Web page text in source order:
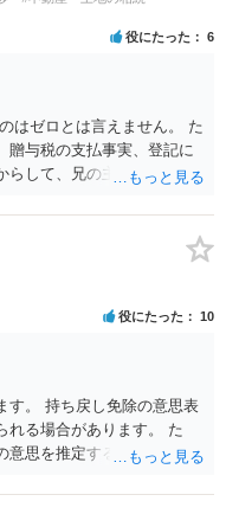
役にたった 6
はゼロとは言えません。 た
贈与税の支払事実、登記に
らして、兄の主張は通らな
めるのがベターのような気
役にたった 10
す。 持ち戻し免除の意思表
れる場合があります。 た
意思を推定することになり
ておいていただくべきとい